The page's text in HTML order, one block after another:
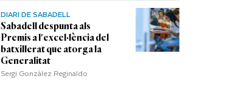
DIARI DE SABADELL
Sabadell despunta als
Premis a l'excel·lència del
batxillerat que atorga la
Generalitat
Sergi Gonzàlez Reginaldo